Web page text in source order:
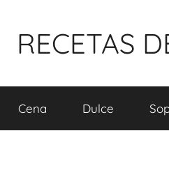
RECETAS
Cena Dulce